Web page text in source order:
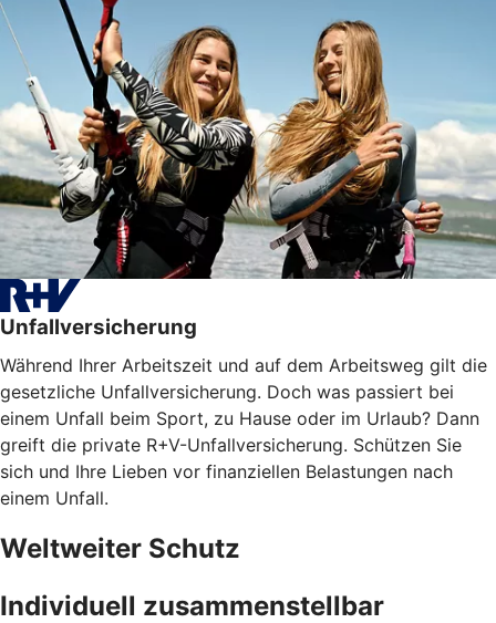
Unfallversicherung
Während Ihrer Arbeitszeit und auf dem Arbeitsweg gilt die
gesetzliche Unfallversicherung. Doch was passiert bei
einem Unfall beim Sport, zu Hause oder im Urlaub? Dann
greift die private R+V-Unfallversicherung. Schützen Sie
sich und Ihre Lieben vor finanziellen Belastungen nach
einem Unfall.
Weltweiter Schutz
Individuell zusammenstellbar